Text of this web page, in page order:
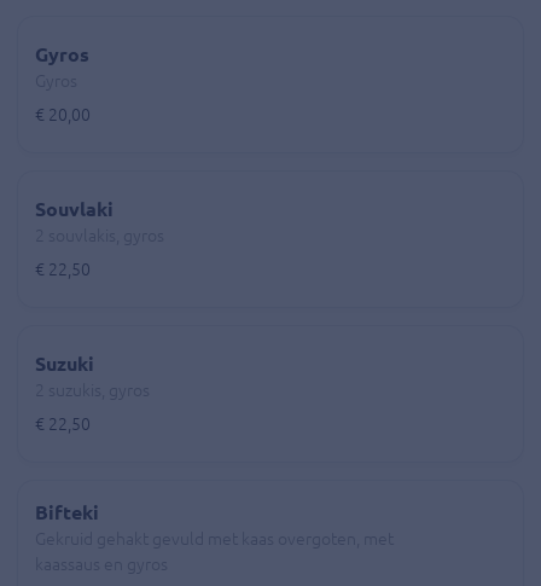
Gyros
€ 20,00
Souvlaki
€ 22,50
Suzuki
€ 22,50
Bifteki